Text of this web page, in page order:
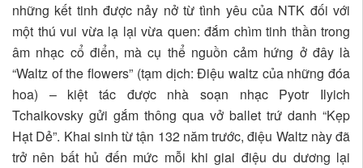
những kết tinh được nảy nở từ tình yêu của NTK đối với
một thú vui vừa lạ lại vừa quen: đắm chìm tinh thần trong
âm nhạc cổ điển, mà cụ thể nguồn cảm hứng ở đây là
“Waltz of the flowers” (tạm dịch: Điệu waltz của những đóa
hoa) – kiệt tác được nhà soạn nhạc Pyotr Ilyich
Tchaikovsky gửi gắm thông qua vở ballet trứ danh “Kẹp
Hạt Dẻ”. Khai sinh từ tận 132 năm trước, điệu Waltz này đã
trở nên bất hủ đến mức mỗi khi giai điệu du dương lại